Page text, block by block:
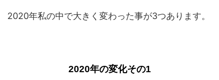
2020年私の中で大きく変わった事が3つあります。
2020年の変化その1